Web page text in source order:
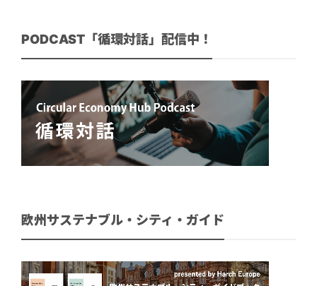
PODCAST「循環対話」配信中！
欧州サステナブル・シティ・ガイド